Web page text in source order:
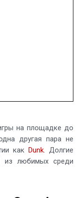
на площадке до
другая пара не
как Dunk. Долгие
из любимых среди